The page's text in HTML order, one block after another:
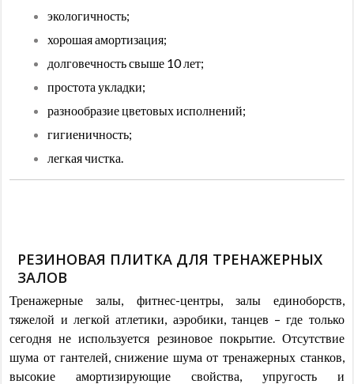
экологичность;
хорошая амортизация;
долговечность свыше 10 лет;
простота укладки;
разнообразие цветовых исполнений;
гигиеничность;
легкая чистка.
РЕЗИНОВАЯ ПЛИТКА ДЛЯ ТРЕНАЖЕРНЫХ
ЗАЛОВ
Тренажерные залы, фитнес-центры, залы единоборств,
тяжелой и легкой атлетики, аэробики, танцев – где только
сегодня не используется резиновое покрытие. Отсутствие
шума от гантелей, снижение шума от тренажерных станков,
высокие амортизирующие свойства, упругость и